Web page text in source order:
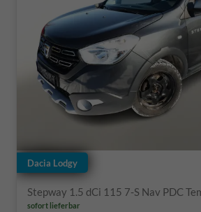
Dacia Lodgy
Stepway 1.5 dCi 115 7-S Nav PDC
sofort lieferbar